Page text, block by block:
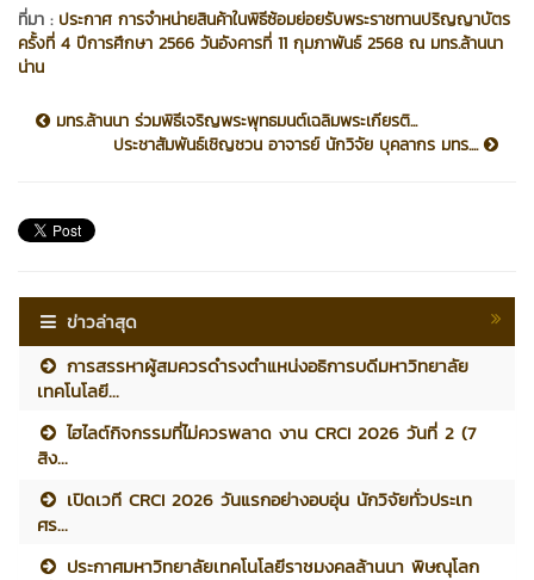
ที่มา : ประกาศ การจำหน่ายสินค้าในพิธีซ้อมย่อยรับพระราชทานปริญญาบัตร
ครั้งที่ 4 ปีการศึกษา 2566 วันอังคารที่ 11 กุมภาพันธ์ 2568 ณ มทร.ล้านนา
น่าน
มทร.ล้านนา ร่วมพิธีเจริญพระพุทธมนต์เฉลิมพระเกียรติ...
ประชาสัมพันธ์เชิญชวน อาจารย์ นักวิจัย บุคลากร มทร....
ข่าวล่าสุด
การสรรหาผู้สมควรดำรงตำแหน่งอธิการบดีมหาวิทยาลัย
เทคโนโลยี...
ไฮไลต์กิจกรรมที่ไม่ควรพลาด งาน CRCI 2026 วันที่ 2 (7
สิง...
เปิดเวที CRCI 2026 วันแรกอย่างอบอุ่น นักวิจัยทั่วประเท
ศร...
ประกาศมหาวิทยาลัยเทคโนโลยีราชมงคลล้านนา พิษณุโลก